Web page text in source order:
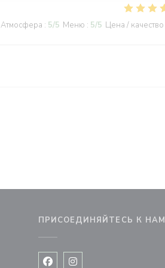
Атмосфера : 5/5 Меню : 5/5 Цена / качество
ПРИСОЕДИНЯЙТЕСЬ К НАМ